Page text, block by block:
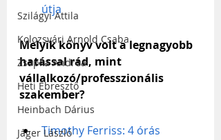
Szilágyi Attila
Kolozsvári Arnold Csaba
Zsapka Andrea
Heti Ébresztő
Heinbach Dárius
Jáger László
útja
Melyik könyv volt a legnagyobb
hatással rád, mint
vállalkozó/professzionális
szakember?
Timothy Ferriss: 4 órás